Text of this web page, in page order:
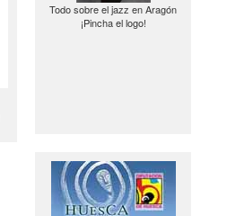
Todo sobre el jazz en Aragón
¡Pincha el logo!